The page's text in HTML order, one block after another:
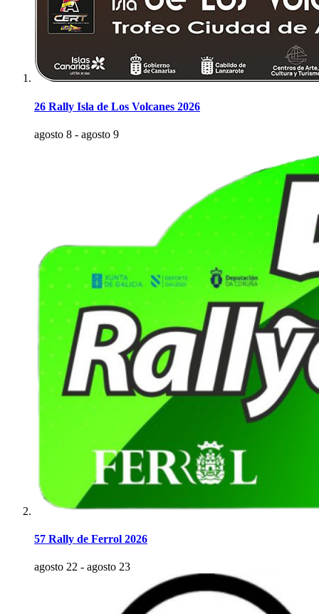
26 Rally Isla de Los Volcanes 2026
agosto 8 - agosto 9
57 Rally de Ferrol 2026
agosto 22 - agosto 23